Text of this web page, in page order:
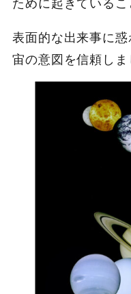
表面的な出来事に
宙の意図を信頼しま